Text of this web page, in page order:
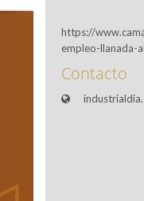
https://
empleo-llanada-
Contacto